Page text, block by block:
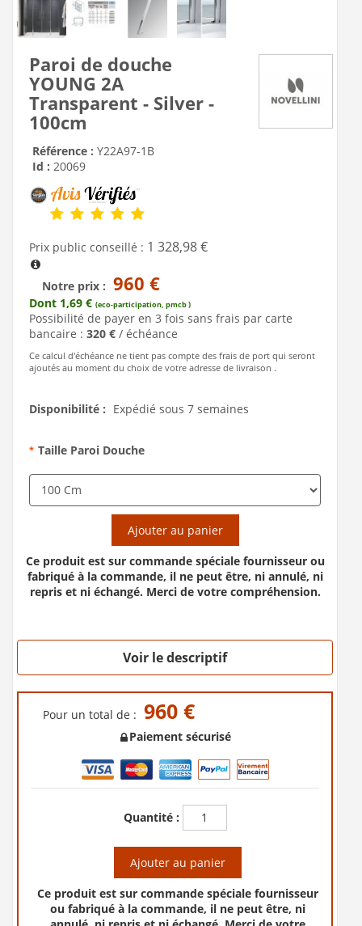
Paroi de douche
YOUNG 2A
Transparent - Silver -
100cm
Référence : Y22A97-1B
Id : 20069
Prix public conseillé : 1 328,98 €
Notre prix : 960 €
Dont 1,69 € (eco-participation, pmcb )
Possibilité de payer en 3 fois sans frais par carte
bancaire : 320 € / échéance
Ce calcul d'échéance ne tient pas compte des frais de port qui seront
ajoutés au moment du choix de votre adresse de livraison .
Disponibilité : Expédié sous 7 semaines
* Taille Paroi Douche
Ajouter au panier
Ce produit est sur commande spéciale fournisseur ou
fabriqué à la commande, il ne peut être, ni annulé, ni
repris et ni échangé. Merci de votre compréhension.
Voir le descriptif
Pour un total de : 960 €
Paiement sécurisé
Quantité :
Ajouter au panier
Ce produit est sur commande spéciale fournisseur
ou fabriqué à la commande, il ne peut être, ni